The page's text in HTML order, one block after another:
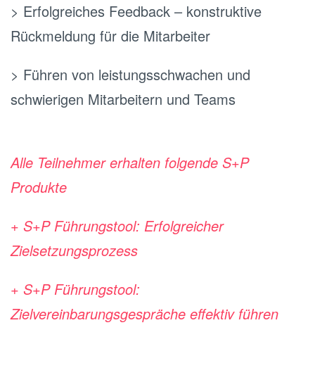
> Erfolgreiches Feedback – konstruktive
Rückmeldung für die Mitarbeiter
> Führen von leistungsschwachen und
schwierigen Mitarbeitern und Teams
Alle Teilnehmer erhalten folgende S+P
Produkte
+ S+P Führungstool: Erfolgreicher
Zielsetzungsprozess
+ S+P Führungstool:
Zielvereinbarungsgespräche effektiv führen